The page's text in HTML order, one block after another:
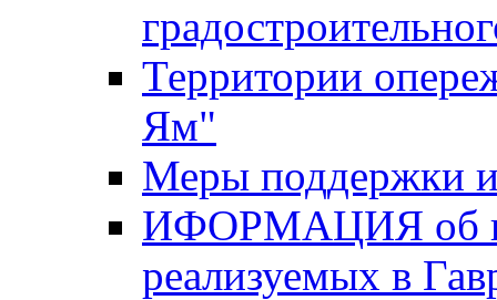
Территории
Ям"
Меры поддержки
ИФОРМАЦИЯ об
реализуемых в